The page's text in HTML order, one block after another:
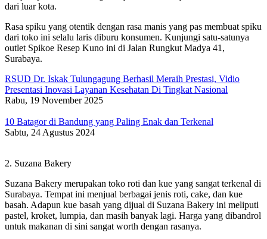
dari luar kota.
Rasa spiku yang otentik dengan rasa manis yang pas membuat spiku
dari toko ini selalu laris diburu konsumen. Kunjungi satu-satunya
outlet Spikoe Resep Kuno ini di Jalan Rungkut Madya 41,
Surabaya.
RSUD Dr. Iskak Tulungagung Berhasil Meraih Prestasi, Vidio
Presentasi Inovasi Layanan Kesehatan Di Tingkat Nasional
Rabu, 19 November 2025
10 Batagor di Bandung yang Paling Enak dan Terkenal
Sabtu, 24 Agustus 2024
2. Suzana Bakery
Suzana Bakery merupakan toko roti dan kue yang sangat terkenal di
Surabaya. Tempat ini menjual berbagai jenis roti, cake, dan kue
basah. Adapun kue basah yang dijual di Suzana Bakery ini meliputi
pastel, kroket, lumpia, dan masih banyak lagi. Harga yang dibandrol
untuk makanan di sini sangat worth dengan rasanya.